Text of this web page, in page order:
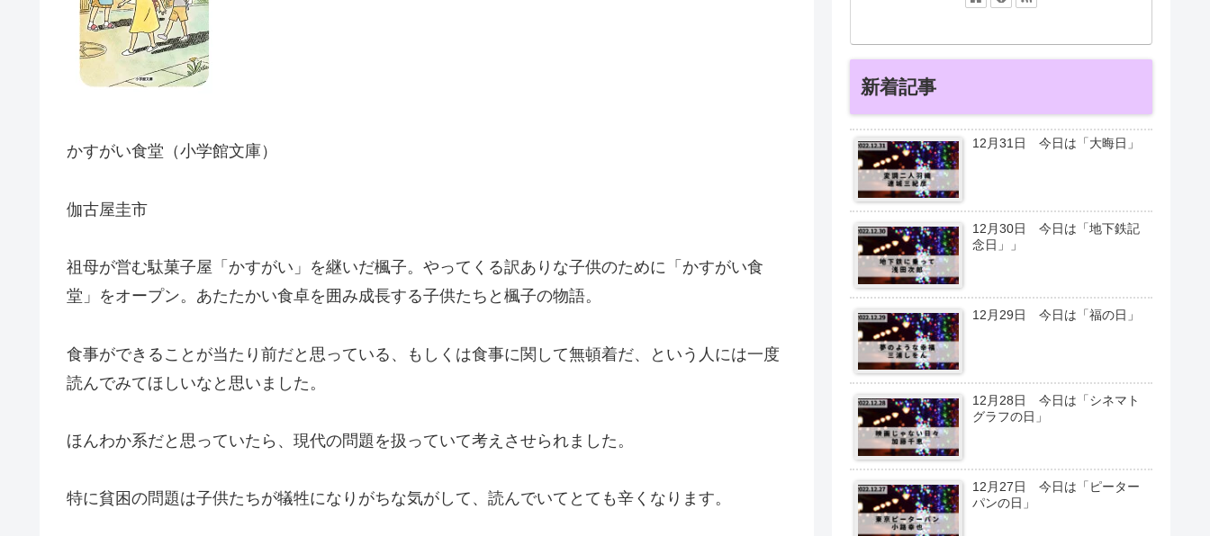
かすがい食堂（小学館文庫）
伽古屋圭市
祖母が営む駄菓子屋「かすがい」を継いだ楓子。やってくる訳ありな子供のために「かすがい食
堂」をオープン。あたたかい食卓を囲み成長する子供たちと楓子の物語。
食事ができることが当たり前だと思っている、もしくは食事に関して無頓着だ、という人には一度
読んでみてほしいなと思いました。
ほんわか系だと思っていたら、現代の問題を扱っていて考えさせられました。
特に貧困の問題は子供たちが犠牲になりがちな気がして、読んでいてとても辛くなります。
新着記事
12月31日 今日は「大晦日」
12月30日 今日は「地下鉄記
念日」」
12月29日 今日は「福の日」
12月28日 今日は「シネマト
グラフの日」
12月27日 今日は「ピーター
パンの日」